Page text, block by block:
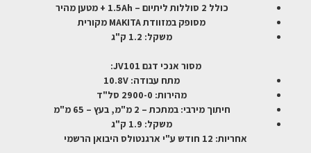
כולל 2 סוללות ליתיום – 1.5Ah + מטען מהיר
מסופק במזוודת MAKITA מקורית
משקל: 1.2 ק"ג
מסור אנכי דגם JV101:
מתח עבודה: 10.8V
מהירות: 2900-0 סל"ד
חיתוך מירבי: במתכת – 2 מ"מ, בעץ – 65 מ"מ
משקל: 1.9 ק"ג
אחריות: 12 חודש ע"י ארגנטולס היבואן הרשמי